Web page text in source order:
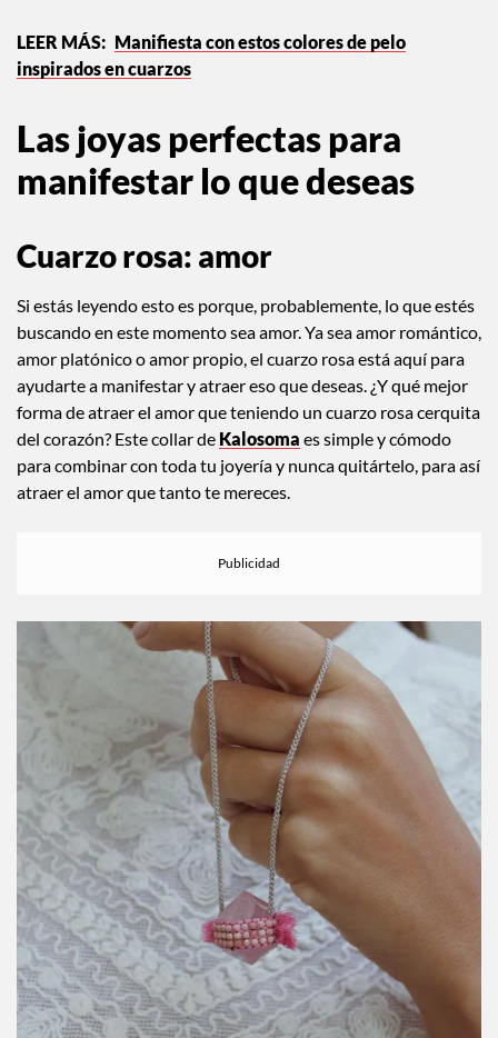
Manifiesta con estos colores de pelo
inspirados en cuarzos
Las joyas perfectas para
manifestar lo que deseas
Cuarzo rosa: amor
Si estás leyendo esto es porque, probablemente, lo que estés
buscando en este momento sea amor. Ya sea amor romántico,
amor platónico o amor propio, el cuarzo rosa está aquí para
ayudarte a manifestar y atraer eso que deseas. ¿Y qué mejor
forma de atraer el amor que teniendo un cuarzo rosa cerquita
del corazón? Este collar de Kalosoma es simple y cómodo
para combinar con toda tu joyería y nunca quitártelo, para así
atraer el amor que tanto te mereces.